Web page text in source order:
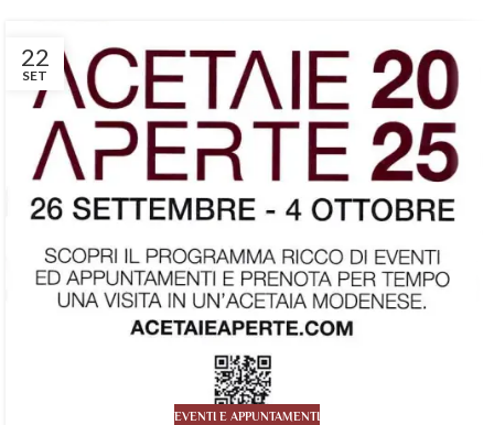
22
SET
EVENTI E APPUNTAMENTI